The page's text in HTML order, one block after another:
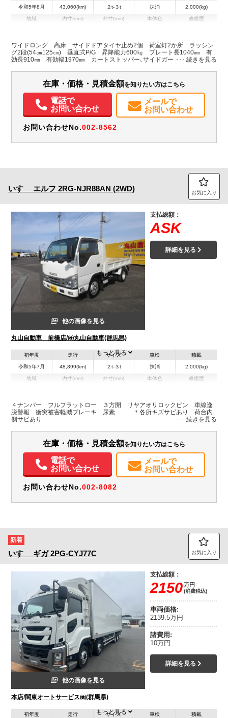
令和5年8月 43,060(km) ２t-３t 抹消 2,000(kg)
地域 内寸(mm)
H:2,260
外寸(mm)
H:3,250
本体色 修復歴
装備情報
パワステ
バックモニター 取扱説明書（一部含む）
ワイドロング 高床 サイドドアタイヤ止め2個 荷室灯2か所 ラッシン
グ2段(54㎝125㎝) 垂直式P/G 昇降能力600㎏ プレート長1040㎜ 有
効長910㎜ 有効幅1970㎜ カートストッパー､サイドガード付 ＊ダッシ
良 PGウェザーストリップゴム一部切れ 荷室板キズ 左中央1か所割れ
在庫・価格・見積金額を知りたい方はこちら
電話で
お問い合わせ
メールで
お問い合わせ
お問い合わせNo.002-8562
いすゞ エルフ 2RG-NJR88AN (2WD) お気に入り
他の画像を見る
丸山自動車 前橋店/㈱丸山自動車(群馬県)
支払総額：
ASK
詳細を見る
初年度
令和5年7月
走行
48,899(km)
サイズ
２t-３t
車検
抹消
積載
2,000(kg)
地域 内寸(mm)
H:320
外寸(mm)
H:1,970
本体色 修復歴
パワステ
もっと見る
４ナンバー フルフラットロー ３方開 リヤアオリロックピン 車線逸
脱警報 衝突被害軽減ブレーキ 尿素 ＊各所キズサビあり 荷台内
側サビあり
在庫・価格・見積金額を知りたい方はこちら
電話で
お問い合わせ
メールで
お問い合わせ
お問い合わせNo.002-8082
新着
いすゞ ギガ 2PG-CYJ77C お気に入り
他の画像を見る
本店/関東オートサービス㈱(群馬県)
支払総額：
2150万円
(消費税込)
車両価格:
2139.5万円
諸費用:
10万円
詳細を見る
初年度 走行 サイズ 車検 積載
もっと見る